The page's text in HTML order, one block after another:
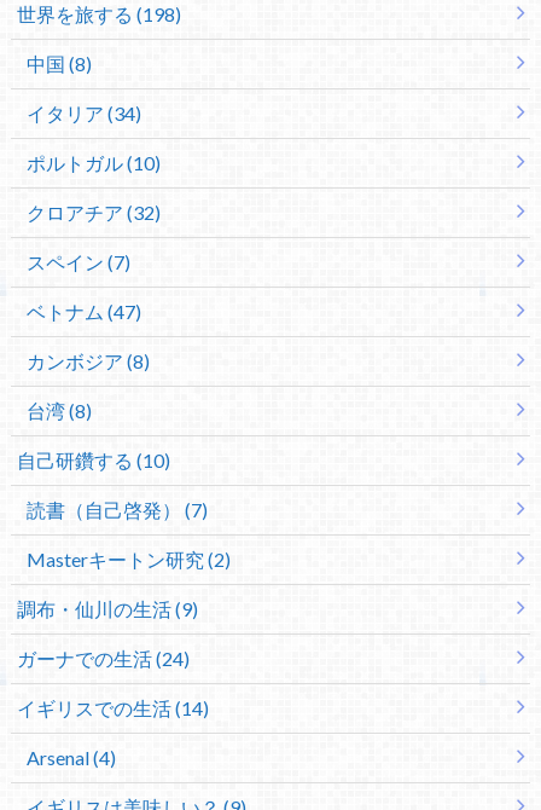
世界を旅する (198)
中国 (8)
イタリア (34)
ポルトガル (10)
クロアチア (32)
スペイン (7)
ベトナム (47)
カンボジア (8)
台湾 (8)
自己研鑽する (10)
読書（自己啓発） (7)
Masterキートン研究 (2)
調布・仙川の生活 (9)
ガーナでの生活 (24)
イギリスでの生活 (14)
Arsenal (4)